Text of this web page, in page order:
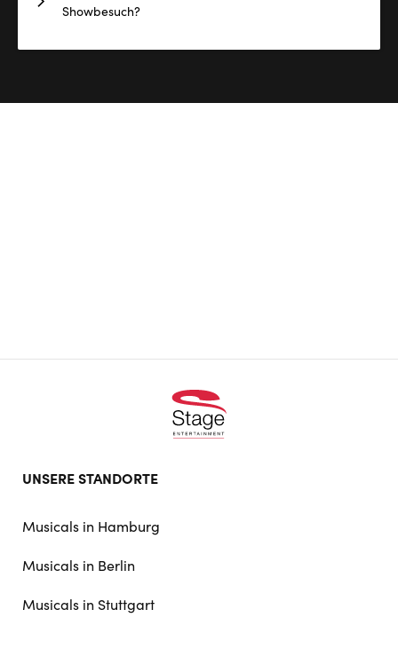
Showbesuch?
UNSERE STANDORTE
Musicals in Hamburg
Musicals in Berlin
Musicals in Stuttgart